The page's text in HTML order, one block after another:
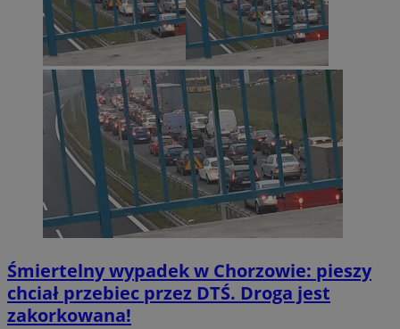
Śmiertelny wypadek w Chorzowie: pieszy
chciał przebiec przez DTŚ. Droga jest
zakorkowana!